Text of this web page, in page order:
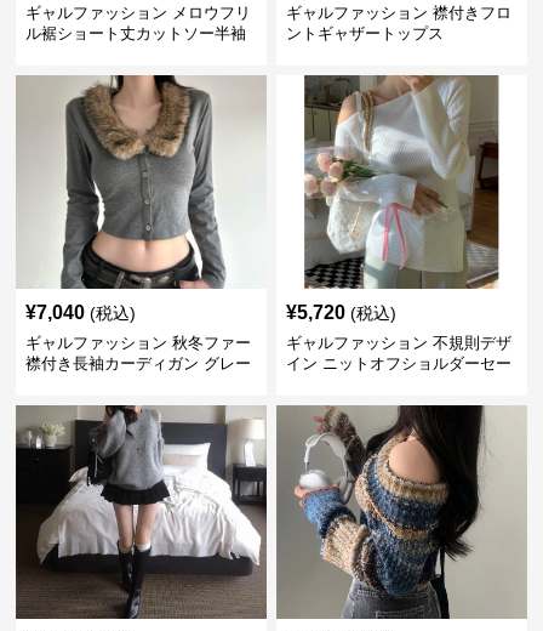
ギャルファッション メロウフリ
ル裾ショート丈カットソー半袖
ギャルファッション 襟付きフロ
ントギャザートップス
¥7,040 (税込)
ギャルファッション 秋冬ファー
襟付き長袖カーディガン グレー
¥5,720 (税込)
ギャルファッション 不規則デザ
イン ニットオフショルダーセー